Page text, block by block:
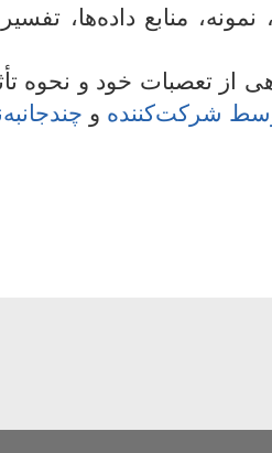
منابع داده‌ها، تفسیر
از تعصبات خود و نحوه
شرکت‌کننده و